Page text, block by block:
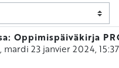
Oppimispäiväkirja
, mardi 23 janvier 2024, 15:37
: 0